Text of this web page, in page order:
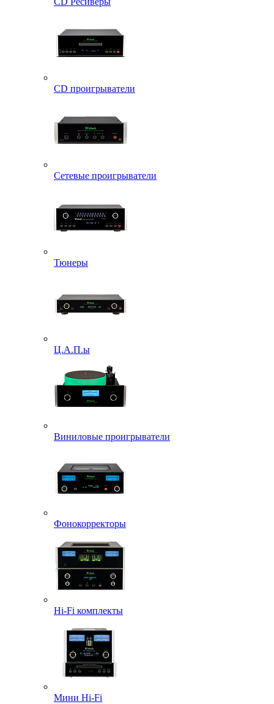
CD проигрыватели
Сетевые проигрыватели
Тюнеры
Ц.А.П.ы
Виниловые проигрыватели
Фонокорректоры
Hi-Fi комплекты
Мини Hi-Fi